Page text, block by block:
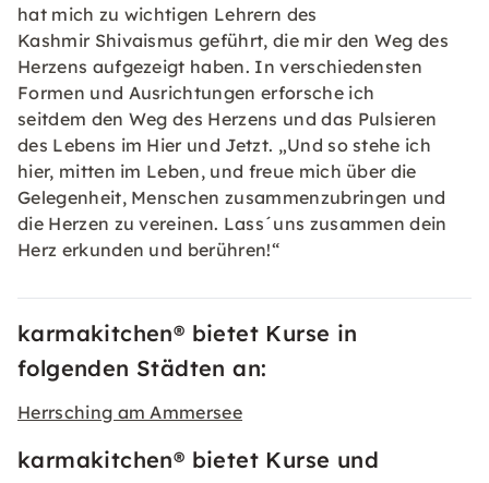
hat mich zu wichtigen Lehrern des
Kashmir Shivaismus geführt, die mir den Weg des
Herzens aufgezeigt haben. In verschiedensten
Formen und Ausrichtungen erforsche ich
seitdem den Weg des Herzens und das Pulsieren
des Lebens im Hier und Jetzt. „Und so stehe ich
hier, mitten im Leben, und freue mich über die
Gelegenheit, Menschen zusammenzubringen und
die Herzen zu vereinen. Lass´uns zusammen dein
Herz erkunden und berühren!“
karmakitchen® bietet Kurse in
folgenden Städten an:
Herrsching am Ammersee
karmakitchen® bietet Kurse und